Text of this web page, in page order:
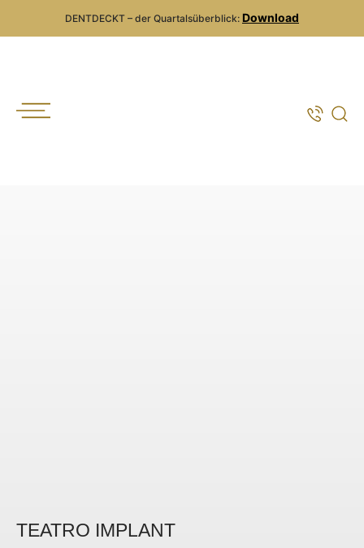
DENTDECKT – der Quartalsüberblick: Download
TEATRO IMPLANT